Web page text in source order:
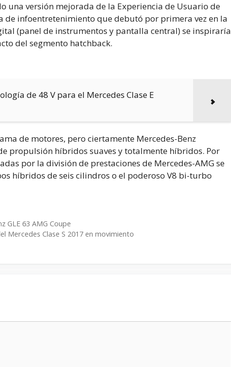
una versión mejorada de la Experiencia de Usuario de
de infoentretenimiento que debutó por primera vez en la
(panel de instrumentos y pantalla central) se inspiraría
del segmento hatchback.
de 48 V para el Mercedes Clase E
de motores, pero ciertamente Mercedes-Benz
propulsión híbridos suaves y totalmente híbridos. Por
por la división de prestaciones de Mercedes-AMG se
híbridos de seis cilindros o el poderoso V8 bi-turbo
GLE 63 AMG Coupe
Mercedes Clase S 2017 en movimiento